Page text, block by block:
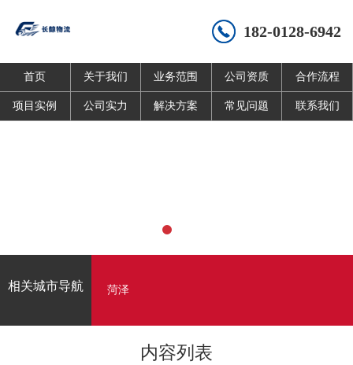
182-0128-6942
首页 关于我们 业务范围 公司资质 合作流程
项目实例 公司实力 解决方案 常见问题 联系我们
相关城市导航 菏泽
内容列表